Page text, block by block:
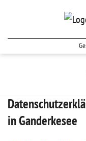
in Ganderkesee